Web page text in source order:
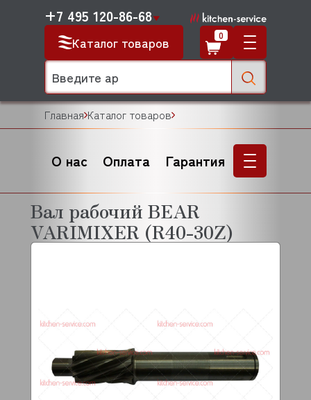
Каталог товаров
+7 495 120-86-68
0
Главная Каталог товаров
О нас Оплата Гарантия
Вал рабочий BEAR
VARIMIXER (R40-30Z)